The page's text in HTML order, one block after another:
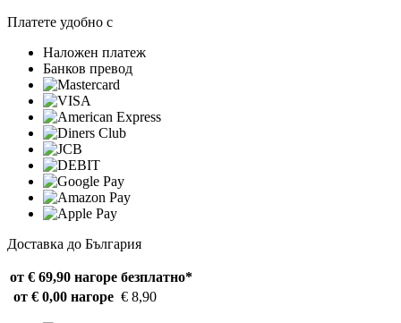
Платете удобно с
Наложен платеж
Банков превод
Доставка до България
от € 69,90 нагоре безплатно*
от € 0,00 нагоре € 8,90